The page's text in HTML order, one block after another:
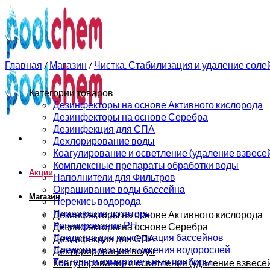
Акции
Магазин
Дезинфекторы на основе Активного кислорода
Дезинфекторы на основе Серебра
Дезинфекция для СПА
Дехлорирование воды
Коагулирование и осветление (удаление
Главная / Магазин / Чистка. Стабилизация и удаление
Категории товаров
Дезинфекторы на основе Активного кислорода
Дезинфекторы на основе Серебра
Дезинфекция для СПА
Дехлорирование воды
Коагулирование и осветление (удаление
Комплексные препараты обработки воды
Наполнители для Фильтров
Окрашивание воды бассейна
Перекись водорода
Плавающие дозаторы
Регулирование РН
Средства для консервация бассейнов
Средства для уничтожения водорослей
Тестеры и измерительные приборы